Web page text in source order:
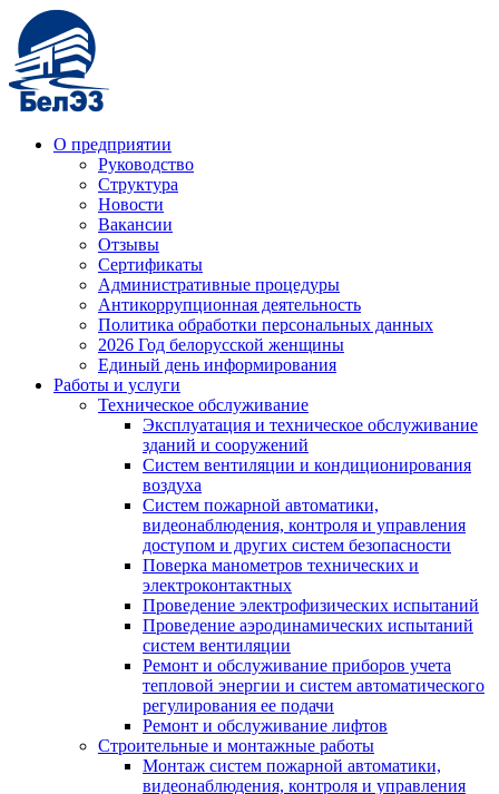
О предприятии
Руководство
Структура
Новости
Вакансии
Отзывы
Сертификаты
Административные процедуры
Антикоррупционная деятельность
Политика обработки персональных данных
2026 Год белорусской женщины
Единый день информирования
Работы и услуги
Техническое обслуживание
Эксплуатация и техническое обслуживание
зданий и сооружений
Систем вентиляции и кондиционирования
воздуха
Систем пожарной автоматики,
видеонаблюдения, контроля и управления
доступом и других систем безопасности
Поверка манометров технических и
электроконтактных
Проведение электрофизических испытаний
Проведение аэродинамических испытаний
систем вентиляции
Ремонт и обслуживание приборов учета
тепловой энергии и систем автоматического
регулирования ее подачи
Ремонт и обслуживание лифтов
Строительные и монтажные работы
Монтаж систем пожарной автоматики,
видеонаблюдения, контроля и управления